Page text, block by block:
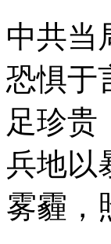
中共当
恐惧于
足珍贵
兵地以
雾霾，